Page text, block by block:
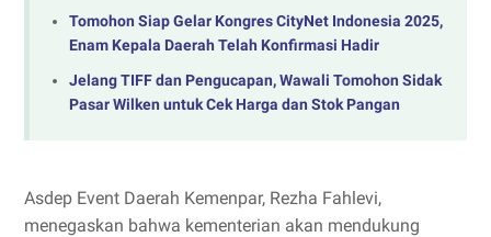
Tomohon Siap Gelar Kongres CityNet Indonesia 2025,
Enam Kepala Daerah Telah Konfirmasi Hadir
Jelang TIFF dan Pengucapan, Wawali Tomohon Sidak
Pasar Wilken untuk Cek Harga dan Stok Pangan
Asdep Event Daerah Kemenpar, Rezha Fahlevi,
menegaskan bahwa kementerian akan mendukung